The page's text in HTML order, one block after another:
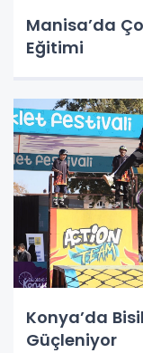
Manisa’da
Eğitimi
Konya’da
Güçleniyor